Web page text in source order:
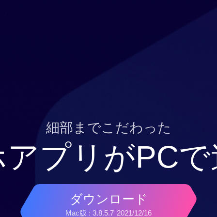
細部までこだわった
プリがPC
ダウンロード
Mac版 : 3.8.5.7 2021/12/16